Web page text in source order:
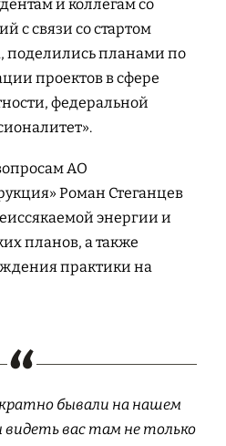
и коллегам со
с связи со стартом
поделились планами по
проектов в сфере
федеральной
АО
Роман Стеганцев
энергии и
планов, а также
практики на
бывали на нашем
видеть вас там не только